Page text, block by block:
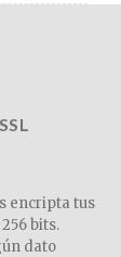
encripta tus
bits.
dato